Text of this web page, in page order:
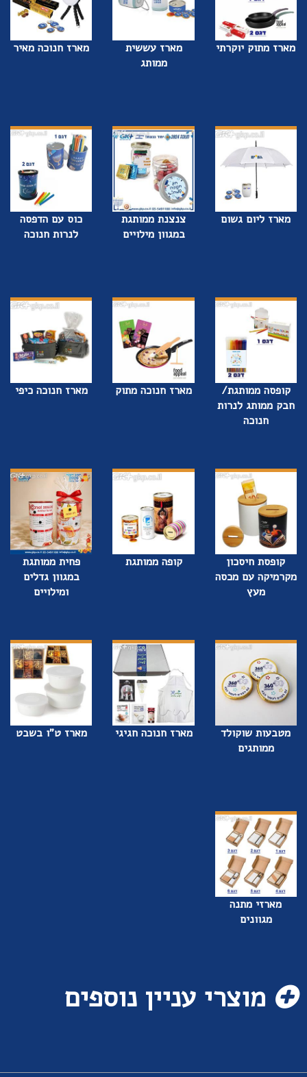
מארז מתוק יוקרתי
מארז עששית
ממותג
מארז חנוכה מאיר
מארז ליום גשום
צנצנת ממותגת
במגוון מילויים
כוס עם הדפסה
לנרות חנוכה
קופסה ממותגת/
חבק ממותג לנרות
חנוכה
מארז חנוכה מתוק מארז חנוכה כיפי
קופסת חיסכון
מקרמיקה עם מכסה
מעץ
קופה ממותגת
פחית ממותגת
במגוון גדלים
ומילויים
מטבעות שוקולד
ממותגים
מארז חנוכה חגיגי מארז ט"ו בשבט
מארזי מתנה
מגוונים
מוצרי עניין נוספים